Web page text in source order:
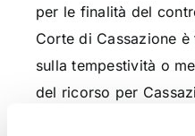
per le finalità del
Corte di Cassazione
sulla tempestività o
del ricorso per
provvedimento